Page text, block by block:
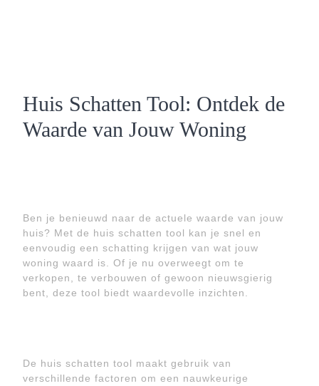
Huis Schatten Tool: Ontdek de
Waarde van Jouw Woning
Ben je benieuwd naar de actuele waarde van jouw
huis? Met de huis schatten tool kan je snel en
eenvoudig een schatting krijgen van wat jouw
woning waard is. Of je nu overweegt om te
verkopen, te verbouwen of gewoon nieuwsgierig
bent, deze tool biedt waardevolle inzichten.
De huis schatten tool maakt gebruik van
verschillende factoren om een nauwkeurige